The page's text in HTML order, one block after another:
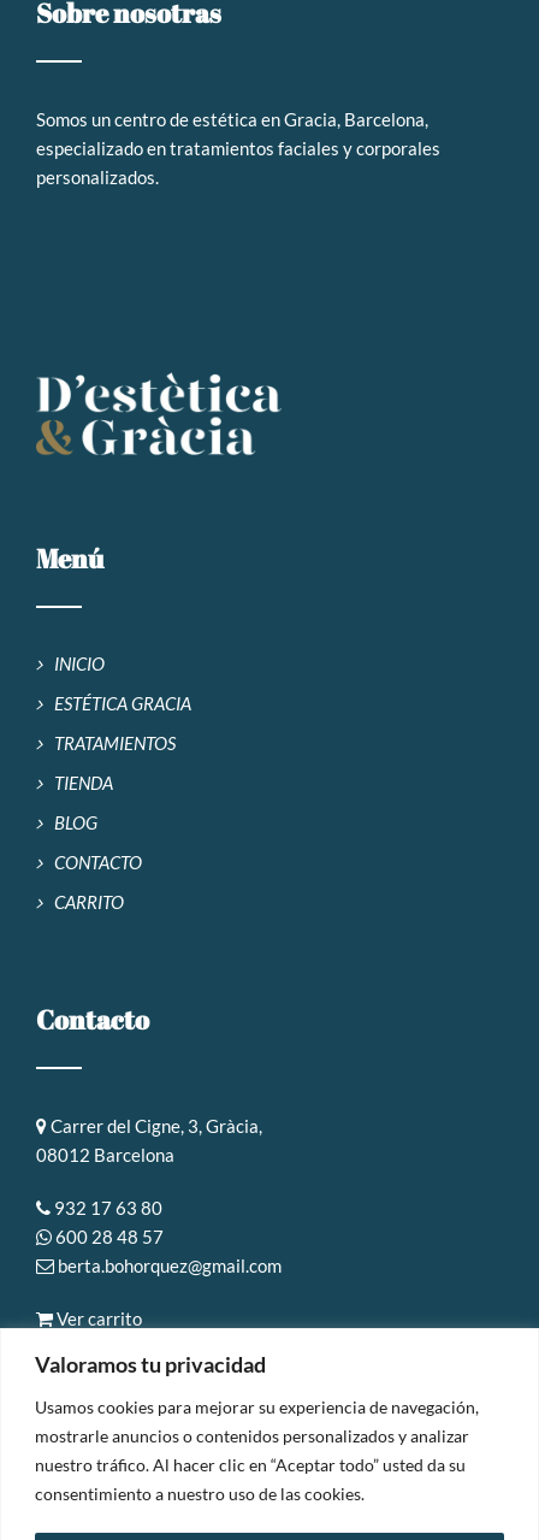
Valoramos tu privacidad
Usamos cookies para mejorar su experiencia de navegación,
mostrarle anuncios o contenidos personalizados y analizar
nuestro tráfico. Al hacer clic en “Aceptar todo” usted da su
consentimiento a nuestro uso de las cookies.
Sobre nosotras
Somos uncentro de estética en Gracia, Barcelona,
especializado en tratamientos faciales y corporales
personalizados.
Menú
INICIO
ESTÉTICA GRACIA
TRATAMIENTOS
TIENDA
BLOG
CONTACTO
CARRITO
Contacto
Carrer del Cigne, 3, Gràcia,
08012 Barcelona
932 17 63 80
600 28 48 57
berta.bohorquez@gmail.com
Ver carrito
© Copyright 2025 | D'estètica & Gràcia |Aviso legal y
Privacidad|Accesibilidad
Políticas de envío, cancelación y devoluciones| Diseñado por